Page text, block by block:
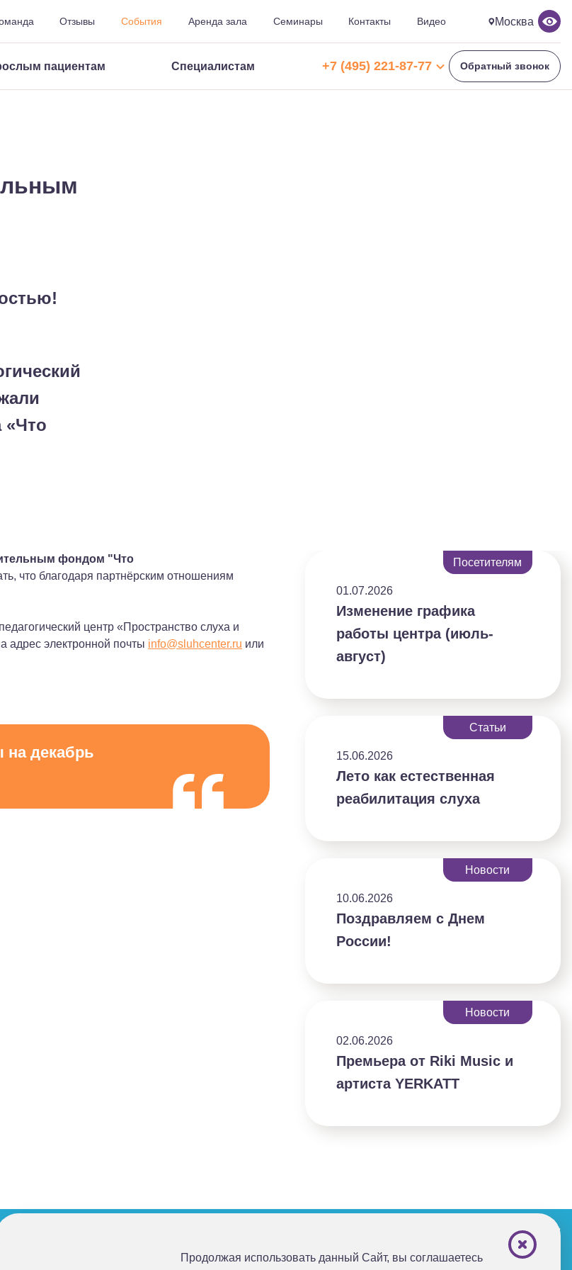
Изображения ВЫКЛ СБРОСИТЬ ЗАКРЫТЬ ПАНЕЛЬ Москва
Отзывы События Аренда зала Семинары Контакты Видео
пациентам Специалистам +7 (495) 221-87-77 Обратный звонок
«Что
фондом "Что
что благодаря партнёрским отношениям
центр «Пространство слуха и
адрес электронной почты info@sluhcenter.ru или
декабрь
Посетителям
01.07.2026
Изменение графика
работы центра (июль-
август)
Статьи
15.06.2026
Лето как естественная
реабилитация слуха
Новости
10.06.2026
Поздравляем с Днем
России!
Новости
02.06.2026
Премьера от Riki Music и
артиста YERKATT
+7 (495) 221-87-77
+7 (969) 792-92-66
Продолжая использовать данный Сайт, вы соглашаетесь